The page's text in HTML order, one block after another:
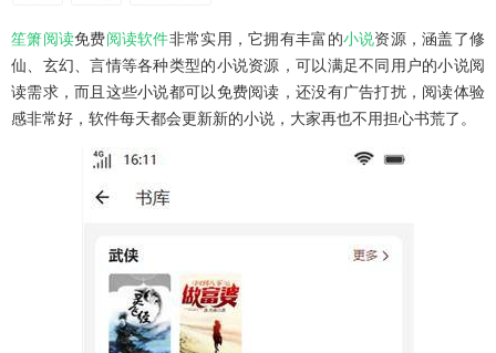
笙箫阅读免费阅读软件非常实用，它拥有丰富的小说资源，涵盖了修
仙、玄幻、言情等各种类型的小说资源，可以满足不同用户的小说阅
读需求，而且这些小说都可以免费阅读，还没有广告打扰，阅读体验
感非常好，软件每天都会更新新的小说，大家再也不用担心书荒了。